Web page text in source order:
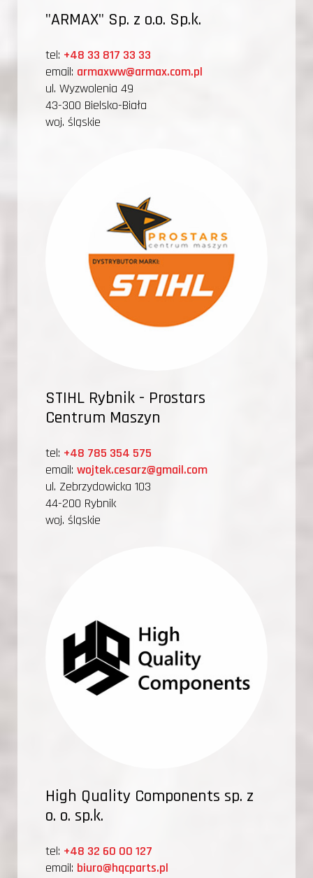
"ARMAX" Sp. z o.o. Sp.k.
tel: +48 33 817 33 33
email: armaxww@armax.com.pl
ul. Wyzwolenia 49
43-300 Bielsko-Biała
woj. śląskie
STIHL Rybnik - Prostars
Centrum Maszyn
tel: +48 785 354 575
email: wojtek.cesarz@gmail.com
ul. Zebrzydowicka 103
44-200 Rybnik
woj. śląskie
High Quality Components sp. z
o. o. sp.k.
tel: +48 32 60 00 127
email: biuro@hqcparts.pl